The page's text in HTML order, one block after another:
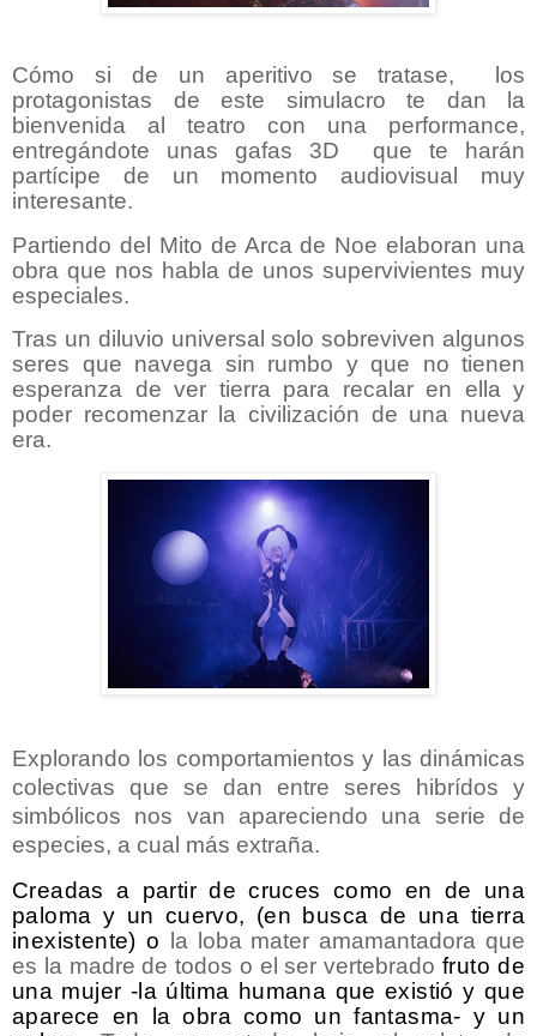
Cómo si de un aperitivo se tratase,
los
protagonistas de este simulacro te dan la
bienvenida al teatro con una performance,
entregándote unas gafas 3D
que te harán
partícipe de un momento audiovisual muy
interesante.
Partiendo del Mito de Arca de Noe elaboran una
obra que nos habla de unos supervivientes muy
especiales.
Tras un diluvio universal solo sobreviven algunos
seres que navega sin rumbo y que no tienen
esperanza de ver tierra para recalar en ella y
poder recomenzar la civilización de una nueva
era.
Explorando los comportamientos y las dinámicas
colectivas que se dan entre seres hibrídos y
simbólicos nos van apareciendo una serie de
especies, a cual más extraña.
Creadas a partir de cruces como en de una
paloma y un cuervo, (en busca de una tierra
inexistente) o
la loba mater amamantadora que
es la madre de todos o el ser vertebradofruto de
una mujer -la última humana que existió y que
aparece en la obra como un fantasma- y un